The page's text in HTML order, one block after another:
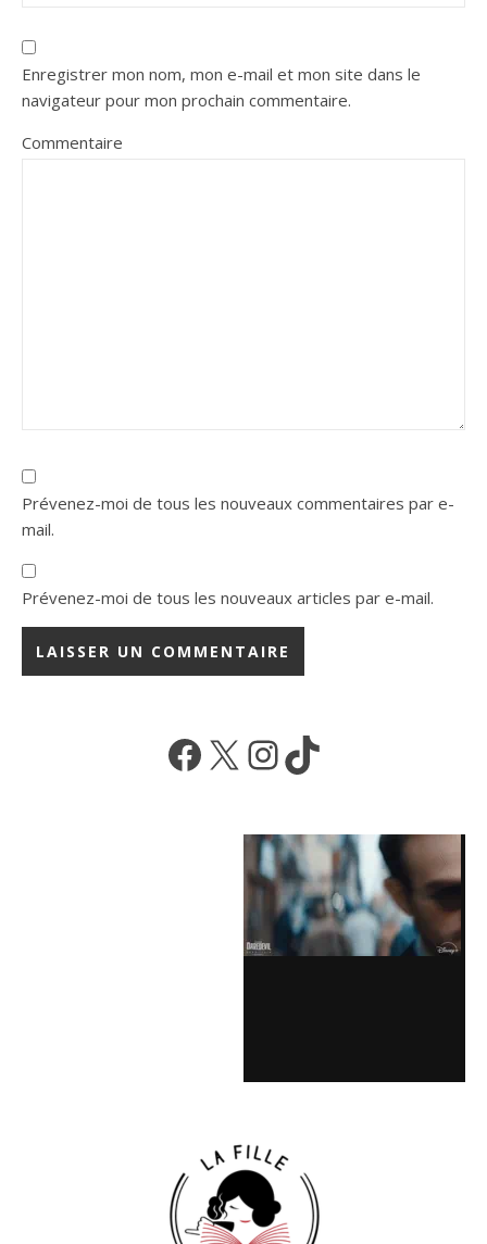
Enregistrer mon nom, mon e-mail et mon site dans le
navigateur pour mon prochain commentaire.
Commentaire
Prévenez-moi de tous les nouveaux commentaires par e-
mail.
Prévenez-moi de tous les nouveaux articles par e-mail.
Facebook
X Instagram
TikTok